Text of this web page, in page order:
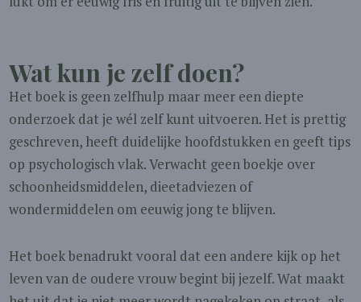
Wat kun je zelf doen?
Het boek is geen zelfhulp maar meer een diepte
onderzoek dat je wél zelf kunt uitvoeren. Het is prettig
geschreven, heeft duidelijke hoofdstukken en geeft tips
op psychologisch vlak. Verwacht geen boekje over
schoonheidsmiddelen, dieetadviezen of
wondermiddelen om eeuwig jong te blijven.
Het boek benadrukt vooral dat een andere kijk op het
leven van de oudere vrouw begint bij jezelf. Wat maakt